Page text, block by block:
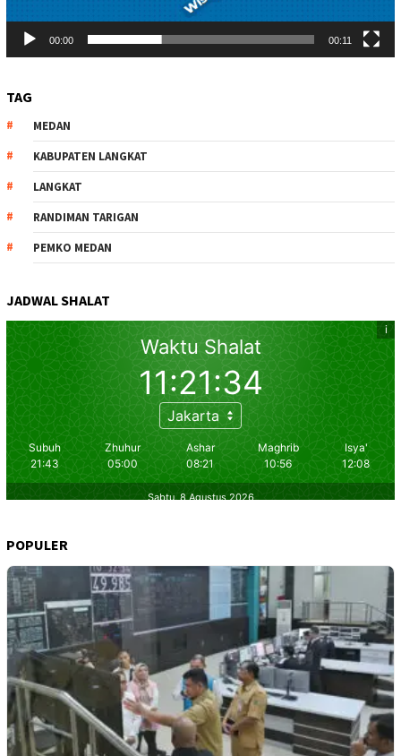
00:00 00:11
TAG
MEDAN
KABUPATEN LANGKAT
LANGKAT
RANDIMAN TARIGAN
PEMKO MEDAN
JADWAL SHALAT
POPULER